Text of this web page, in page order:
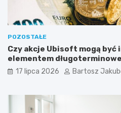
POZOSTAŁE
Czy akcje Ubisoft mogą
elementem
inwestycyjnego?
17 lipca 2026 Bartosz